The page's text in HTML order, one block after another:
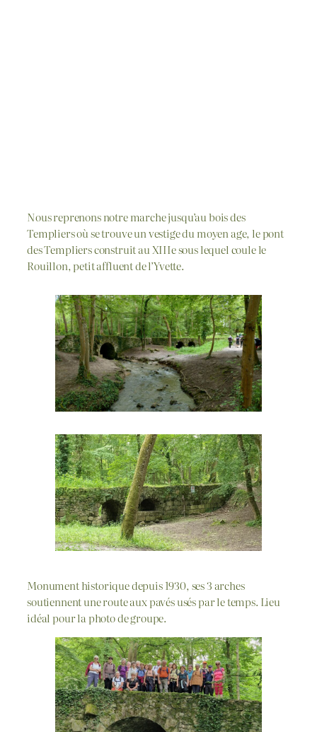
Nous reprenons notre marche jusqu’au bois des
Templiers où se trouve un vestige du moyen age, le pont
des Templiers construit au XIIIe sous lequel coule le
Rouillon, petit affluent de l’Yvette.
Monument historique depuis 1930, ses 3 arches
soutiennent une route aux pavés usés par le temps. Lieu
idéal pour la photo de groupe.